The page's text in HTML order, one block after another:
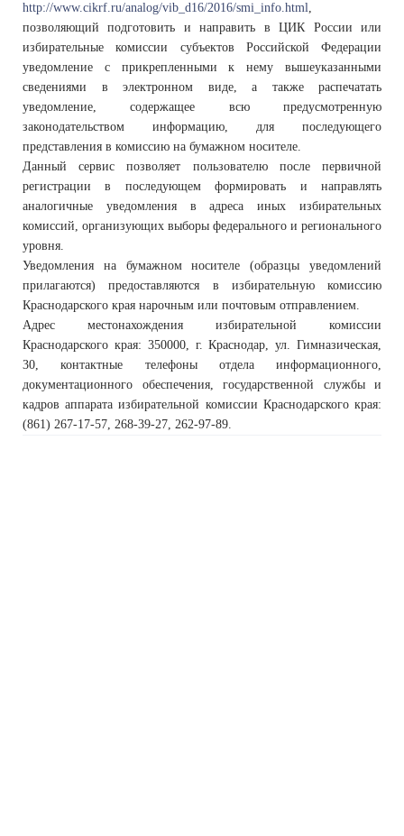
http://www.cikrf.ru/analog/vib_d16/2016/smi_info.html,
позволяющий подготовить и направить в ЦИК России или
избирательные комиссии субъектов Российской Федерации
уведомление с прикрепленными к нему вышеуказанными
сведениями в электронном виде, а также распечатать
уведомление, содержащее всю предусмотренную
законодательством информацию, для последующего
представления в комиссию на бумажном носителе.
Данный сервис позволяет пользователю после первичной
регистрации в последующем формировать и направлять
аналогичные уведомления в адреса иных избирательных
комиссий, организующих выборы федерального и регионального
уровня.
Уведомления на бумажном носителе (образцы уведомлений
прилагаются) предоставляются в избирательную комиссию
Краснодарского края нарочным или почтовым отправлением.
Адрес местонахождения избирательной комиссии
Краснодарского края: 350000, г. Краснодар, ул. Гимназическая,
30, контактные телефоны отдела информационного,
документационного обеспечения, государственной службы и
кадров аппарата избирательной комиссии Краснодарского края:
(861) 267-17-57, 268-39-27, 262-97-89.